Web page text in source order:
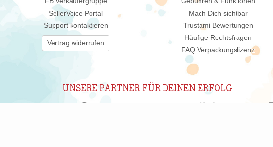
SellerVoice Portal
Support kontaktieren
Vertrag widerrufen
Mach Dich sichtbar
Trustami Bewertungen
Häufige Rechtsfragen
FAQ Verpackungslizenz
UNSERE PARTNER FÜR DEINEN ERFOLG